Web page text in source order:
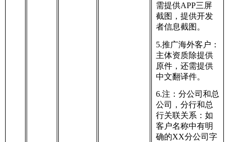
需提供APP三屏
截图，提供开发
者信息截图。
5.推广海外客户：
主体资质除提供
原件，还需提供
中文翻译件。
6.注：分公司和总
公司，分行和总
行关联关系：如
客户名称中有明
确的XX分公司字